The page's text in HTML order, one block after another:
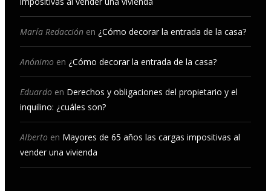
o
o
g
r
m
b
e
I
María Redacción en ¿Cómo decorar la entrada de la casa?
Anónimo en ¿Cómo decorar la entrada de la casa?
Eduardo en Derechos y obligaciones del propietario y el
inquilino: ¿cuáles son?
Alberto en Mayores de 65 años las cargas impositivas al
vender una vivienda